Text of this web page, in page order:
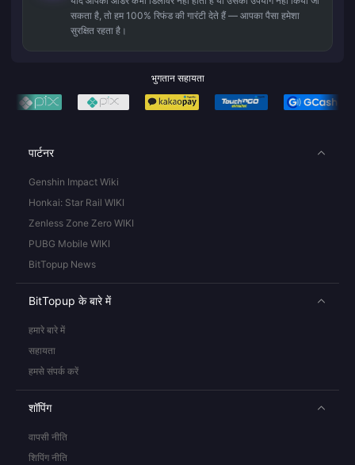
सकता है, तो हम 100% रिफंड की गारंटी देते हैं — आपका पैसा हमेशा
सुरक्षित रहता है।
भुगतान सहायता
पार्टनर
Genshin Impact Wiki
Honkai: Star Rail WIKI
Zenless Zone Zero WIKI
PUBG Mobile WIKI
BitTopup News
BitTopup के बारे में
हमारे बारे में
सहायता
हमसे संपर्क करें
शॉपिंग
वापसी नीति
शिपिंग नीति